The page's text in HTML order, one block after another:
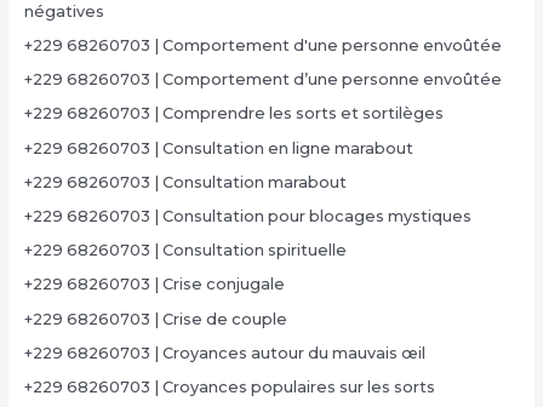
négatives
+229 68260703 | Comportement d'une personne envoûtée
+229 68260703 | Comportement d’une personne envoûtée
+229 68260703 | Comprendre les sorts et sortilèges
+229 68260703 | Consultation en ligne marabout
+229 68260703 | Consultation marabout
+229 68260703 | Consultation pour blocages mystiques
+229 68260703 | Consultation spirituelle
+229 68260703 | Crise conjugale
+229 68260703 | Crise de couple
+229 68260703 | Croyances autour du mauvais œil
+229 68260703 | Croyances populaires sur les sorts